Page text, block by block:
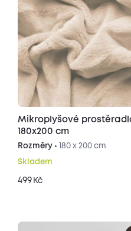
Mikroplyšové
180x200 cm
Rozměry • 180 x 200 cm
Skladem
499 Kč